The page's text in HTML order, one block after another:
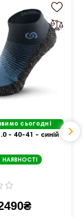
сьогодні
- 40-41 - синій
НАЯВНОСТІ